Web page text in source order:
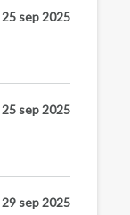
25 sep 2025
25 sep 2025
29 sep 2025